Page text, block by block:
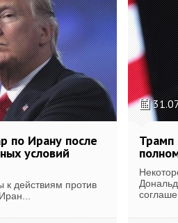
по Ирану после
условий
действиям против
Трамп